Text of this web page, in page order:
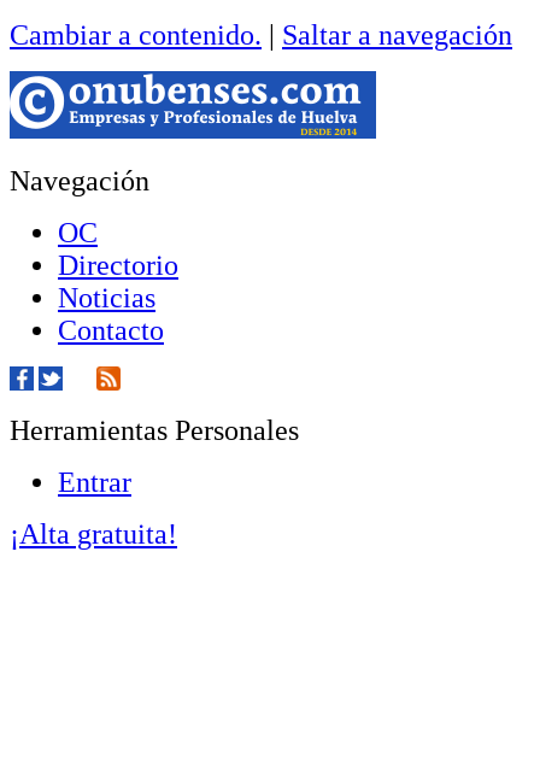
Cambiar a contenido. | Saltar a navegación
Navegación
OC
Directorio
Noticias
Contacto
Herramientas Personales
Entrar
¡Alta gratuita!